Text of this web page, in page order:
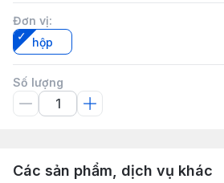
Đơn vị:
hộp
Số lượng
Các sản phẩm, dịch vụ khác